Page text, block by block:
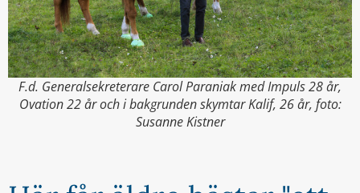
F.d. Generalsekreterare Carol Paraniak med Impuls 28 år,
Ovation 22 år och i bakgrunden skymtar Kalif, 26 år, foto:
Susanne Kistner